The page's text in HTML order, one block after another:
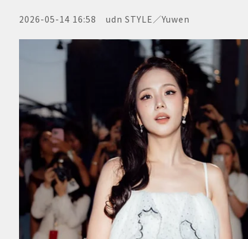
2026-05-14 16:58 udn STYLE／Yuwen